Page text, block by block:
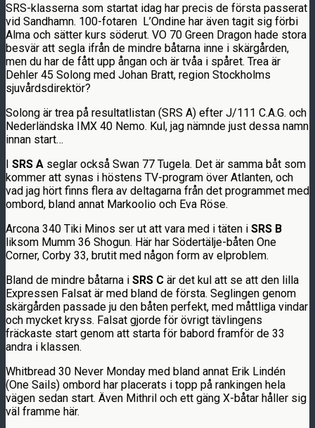
SRS-klasserna som startat idag har precis de första passerat
vid Sandhamn. 100-fotaren L’Ondine har även tagit sig förbi
Alma och sätter kurs söderut. VO 70 Green Dragon hade stora
besvär att segla ifrån de mindre båtarna inne i skärgården,
men du har de fått upp ångan och är tvåa i spåret. Trea är
Dehler 45 Solong med Johan Bratt, region Stockholms
sjuvårdsdirektör?
Solong är trea på resultatlistan (SRS A) efter J/111 C.A.G. och
Nederländska IMX 40 Nemo. Kul, jag nämnde just dessa namn
innan start…
I SRS A seglar också Swan 77 Tugela. Det är samma båt som
kommer att synas i höstens TV-program över Atlanten, och
vad jag hört finns flera av deltagarna från det programmet med
ombord, bland annat Markoolio och Eva Röse.
Arcona 340 Tiki Minos ser ut att vara med i täten i SRS B
liksom Mumm 36 Shogun. Här har Södertälje-båten One
Corner, Corby 33, brutit med någon form av elproblem.
Bland de mindre båtarna i SRS C är det kul att se att den lilla
Expressen Falsat är med bland de första. Seglingen genom
skärgården passade ju den båten perfekt, med måttliga vindar
och mycket kryss. Falsat gjorde för övrigt tävlingens
fräckaste start genom att starta för babord framför de 33
andra i klassen.
Whitbread 30 Never Monday med bland annat Erik Lindén
(One Sails) ombord har placerats i topp på rankingen hela
vägen sedan start. Även Mithril och ett gäng X-båtar håller sig
väl framme här.